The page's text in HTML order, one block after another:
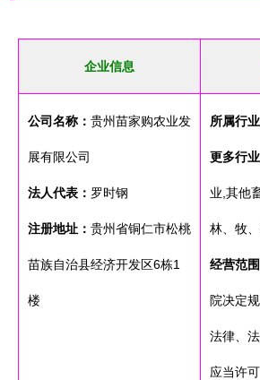
企业信息
公司名称： 贵州苗家购农业发
展有限公司
法人代表： 罗时钢
注册地址： 贵州省铜仁市松桃
苗族自治县经济开发区6栋1
楼
所属行业
更多行业
业,其他
林、牧
经营范围
院决定
法律、
应当许